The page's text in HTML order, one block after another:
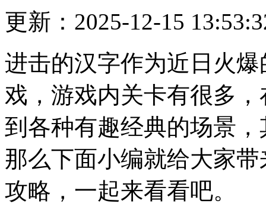
更新：2025-12-15
进击的汉字作为近日火
戏，游戏内关卡有很多
到各种有趣经典的场景
那么下面小编就给大家
攻略，一起来看看吧。